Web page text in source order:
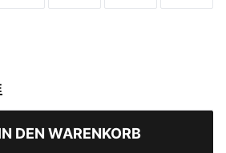
DEN WARENKORB